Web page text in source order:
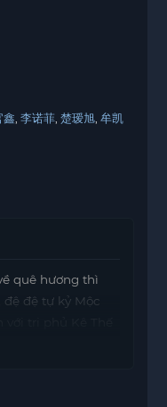
鑫 李诺菲 楚瑷旭 牟凯
quê hương thì
đệ tự kỷ Mộc
hung thủ là